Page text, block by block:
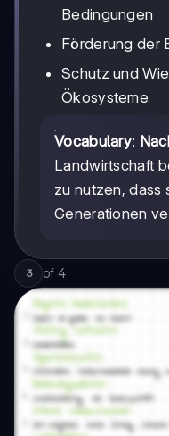
Bedingungen
Förderung der
Schutz und
Ökosysteme
Vocabulary:
Landwirtschaft
zu nutzen, dass
Generationen
3 of 4